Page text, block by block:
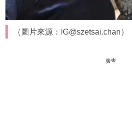
（圖片來源：IG@szetsai.chan）
廣告